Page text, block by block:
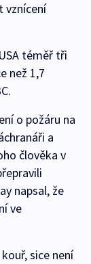
vznícení
téměř tři
než 1,7
o požáru na
a
člověka v
napsal, že
ve
sice není